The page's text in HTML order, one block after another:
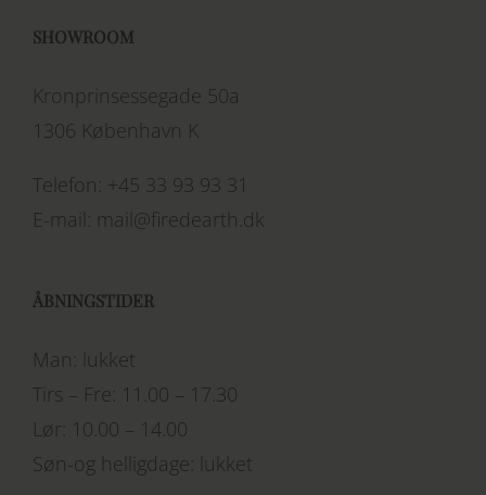
SHOWROOM
Kronprinsessegade 50a
1306 København K
Telefon: +45 33 93 93 31
E-mail: mail@firedearth.dk
ÅBNINGSTIDER
Man: lukket
Tirs – Fre: 11.00 – 17.30
Lør: 10.00 – 14.00
Søn-og helligdage: lukket